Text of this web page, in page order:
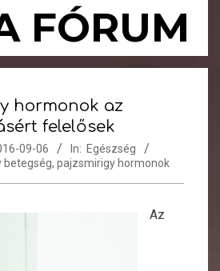
FÓRUM
hormonok az
felelősek
09-06 In: Egészség
betegség, pajzsmirigy hormonok
Az